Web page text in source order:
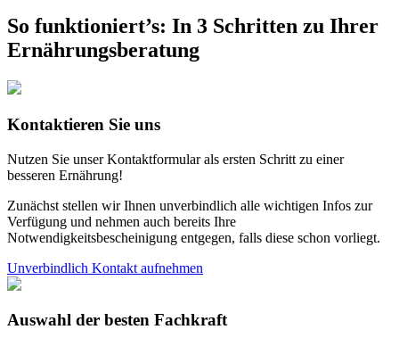
So funktioniert’s: In 3 Schritten zu Ihrer
Ernährungs­beratung
Kontaktieren Sie uns
Nutzen Sie unser Kontaktformular als ersten Schritt zu einer
besseren Ernährung!
Zunächst stellen wir Ihnen unverbindlich alle wichtigen Infos zur
Verfügung und nehmen auch bereits Ihre
Notwendigkeitsbescheinigung entgegen, falls diese schon vorliegt.
Unverbindlich Kontakt aufnehmen
Auswahl der besten Fachkraft